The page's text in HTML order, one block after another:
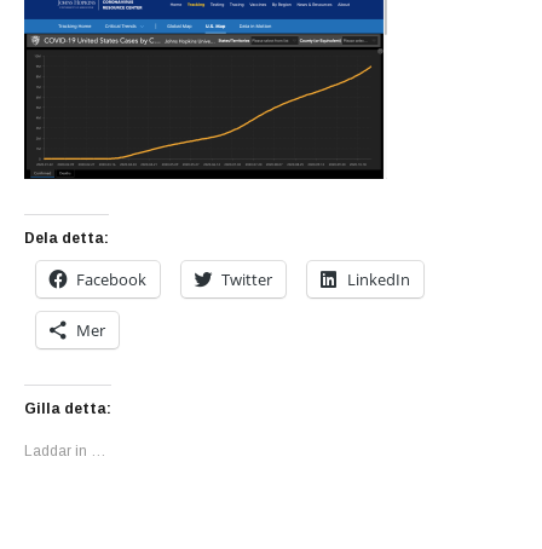
Dela detta:
Facebook Twitter LinkedIn
Mer
Gilla detta:
Laddar in …